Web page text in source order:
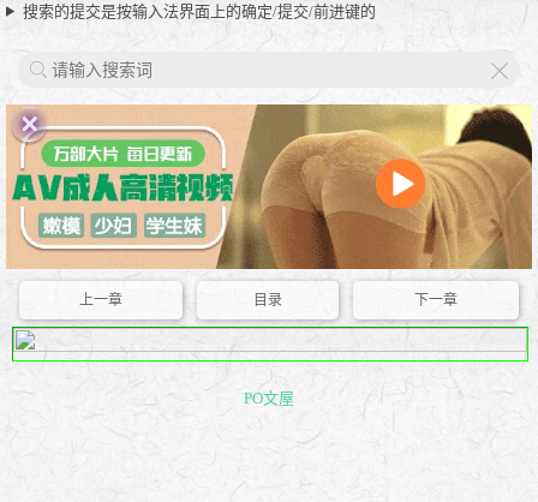
搜索的提交是按输入法界面上的确定/提交/前进键的
上一章 目录 下一章
PO文屋